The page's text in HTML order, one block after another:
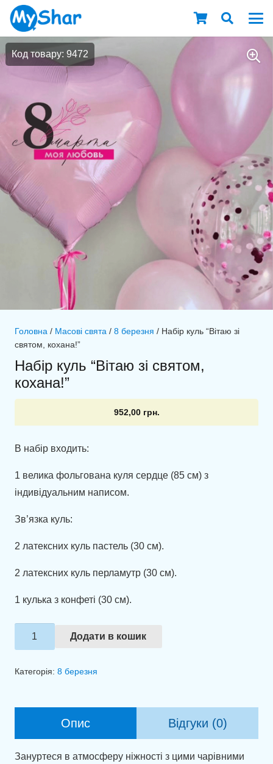
Код товару: 9472
Головна / Масові свята / 8 березня / Набір куль “Вітаю зі
святом, кохана!”
Набір куль “Вітаю зі святом,
кохана!”
952,00 грн.
В набір входить:
1 велика фольгована куля сердце (85 см) з
індивідуальним написом.
Зв’язка куль:
2 латексних куль пастель (30 см).
2 латексних куль перламутр (30 см).
1 кулька з конфеті (30 см).
Набір
куль
Додати в кошик
Категорія: 8 березня
Опис Відгуки (0)
Зануртеся в атмосферу ніжності з цими чарівними